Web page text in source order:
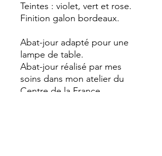
Teintes : violet, vert et rose.
Finition galon bordeaux.
Abat-jour adapté pour une
lampe de table.
Abat-jour réalisé par mes
soins dans mon atelier du
Centre de la France.